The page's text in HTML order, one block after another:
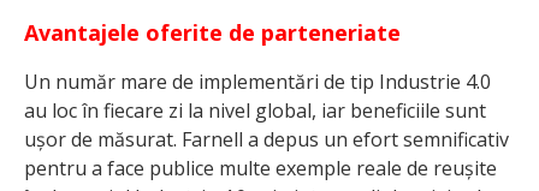
Avantajele oferite de parteneriate
Un număr mare de implementări de tip Industrie 4.0
au loc în fiecare zi la nivel global, iar beneficiile sunt
ușor de măsurat. Farnell a depus un efort semnificativ
pentru a face publice multe exemple reale de reușite